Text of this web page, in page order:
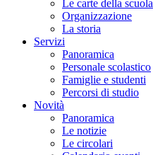
Le carte della scuola
Organizzazione
La storia
Servizi
Panoramica
Personale scolastico
Famiglie e studenti
Percorsi di studio
Novità
Panoramica
Le notizie
Le circolari